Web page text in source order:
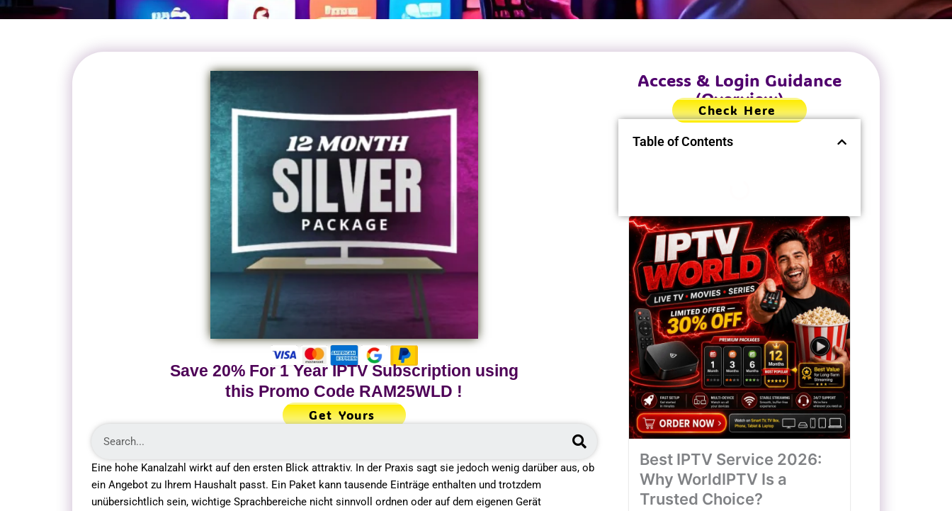
Save 20% For 1 Year IPTV Subscription using
this Promo Code RAM25WLD !
Get Yours
Search
Eine hohe Kanalzahl wirkt auf den ersten Blick attraktiv. In der Praxis sagt sie jedoch wenig darüber aus, ob
ein Angebot zu Ihrem Haushalt passt. Ein Paket kann tausende Einträge enthalten und trotzdem
unübersichtlich sein, wichtige Sprachbereiche nicht sinnvoll ordnen oder auf dem eigenen Gerät
Access & Login Guidance
(Overview)
Check Here
Table of Contents
Best IPTV Service 2026:
Why WorldIPTV Is a
Trusted Choice?